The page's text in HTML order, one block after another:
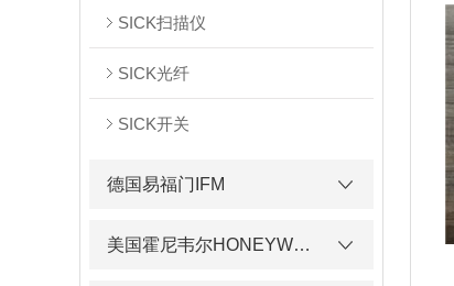
SICK扫描仪
SICK光纤
SICK开关
德国易福门IFM
美国霍尼韦尔HONEYWELL